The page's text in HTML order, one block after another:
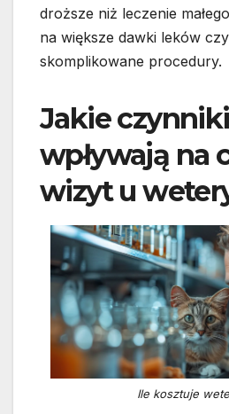
droższe niż leczenie
na większe dawki leków
skomplikowane procedury.
Jakie czynniki
wpływają na
wizyt u
Ile kosztuje